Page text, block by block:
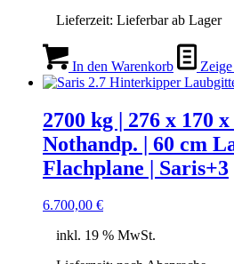
Lieferzeit: Lieferbar ab Lager
In den Warenkorb
2700 kg | 276 x 170
Nothandp. | 60 cm
Flachplane | Saris+3
6.700,00 €
inkl. 19 % MwSt.